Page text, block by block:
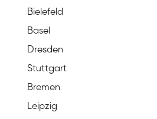
Bielefeld
Basel
Dresden
Stuttgart
Bremen
Leipzig